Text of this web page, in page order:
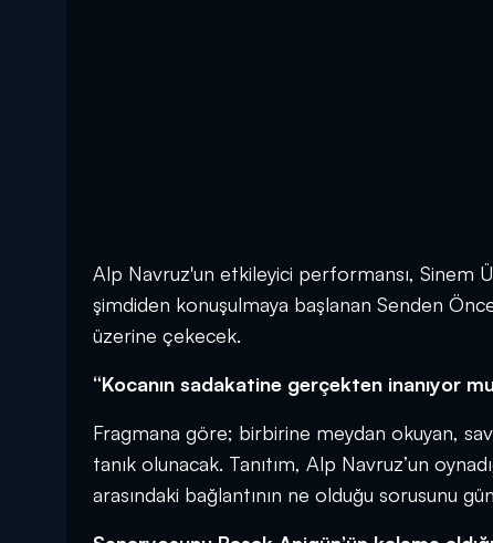
Alp Navruz'un etkileyici performansı, Sinem
şimdiden konuşulmaya başlanan Senden
üzerine çekecek.
“Kocanın sadakatine gerçekten inanıyor
Fragmana göre; birbirine meydan okuyan,
tanık olunacak. Tanıtım, Alp Navruz’un
arasındaki bağlantının ne olduğu sorusunu